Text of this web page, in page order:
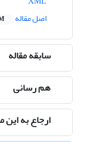
اصل مقاله
سابقه مقاله
هم رسانی
ارجاع به این